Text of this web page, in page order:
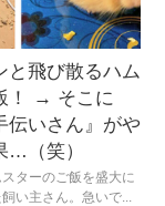
と飛び散るハム
！ → そこに
伝いさん』がや
…（笑）
ターのご飯を盛大に
い主さん。急いで...